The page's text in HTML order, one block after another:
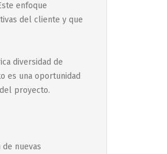
enfoque
del cliente y que
diversidad de
es una oportunidad
proyecto.
nuevas